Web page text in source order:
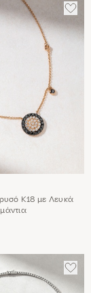
ΣΤΑ
Κ18 με Λευκά
ΣΤΑ